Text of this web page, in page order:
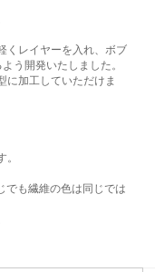
くレイヤーを入れ、ボブ
う開発いたしました。
に加工していただけま
でも繊維の色は同じでは